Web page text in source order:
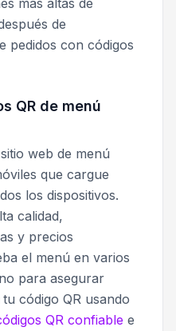
de
pedidos con códigos
QR de menú
web de menú
que cargue
los dispositivos.
calidad,
y precios
el menú en varios
para asegurar
código QR usando
QR confiable e